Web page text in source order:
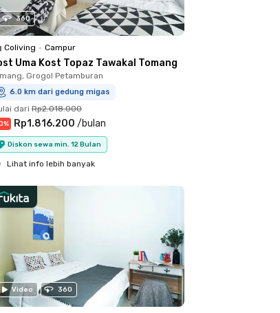
360
Coliving • Campur
Uma Kost Topaz Tawakal Tomang
Grogol Petamburan
6.0 km dari gedung migas
dari Rp2.018.000
% Rp1.816.200 /bulan
Diskon sewa min. 12 Bulan
Lihat info lebih banyak
Video 360